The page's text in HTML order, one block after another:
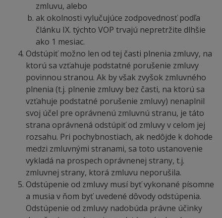
zmluvu, alebo
ak okolnosti vylučujúce zodpovednosť podľa
článku IX. týchto VOP trvajú nepretržite dlhšie
ako 1 mesiac.
Odstúpiť možno len od tej časti plnenia zmluvy, na
ktorú sa vzťahuje podstatné porušenie zmluvy
povinnou stranou. Ak by však zvyšok zmluvného
plnenia (t.j. plnenie zmluvy bez časti, na ktorú sa
vzťahuje podstatné porušenie zmluvy) nenaplnil
svoj účel pre oprávnenú zmluvnú stranu, je táto
strana oprávnená odstúpiť od zmluvy v celom jej
rozsahu. Pri pochybnostiach, ak nedôjde k dohode
medzi zmluvnými stranami, sa toto ustanovenie
vykladá na prospech oprávnenej strany, t.j.
zmluvnej strany, ktorá zmluvu neporušila.
Odstúpenie od zmluvy musí byť vykonané písomne
a musia v ňom byť uvedené dôvody odstúpenia.
Odstúpenie od zmluvy nadobúda právne účinky